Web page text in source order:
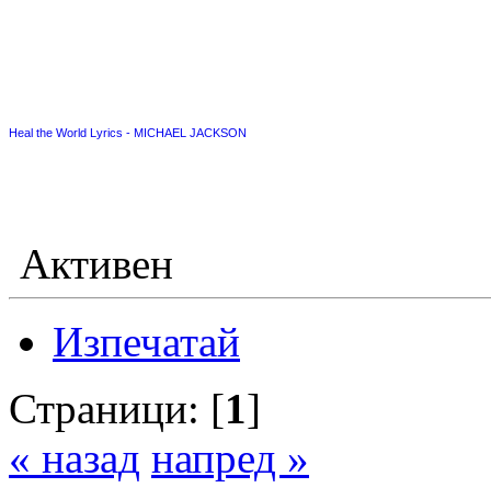
Heal the World Lyrics - MICHAEL JACKSON
Активен
Изпечатай
Страници: [1]
« назад напред »